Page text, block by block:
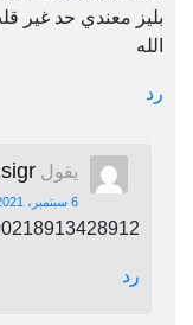
بليز معندي حد غير
الله
رد
يقول sigr
6 سبتمبر، 2021 الساعة 5:44 م
00218913428912تعالي
رد